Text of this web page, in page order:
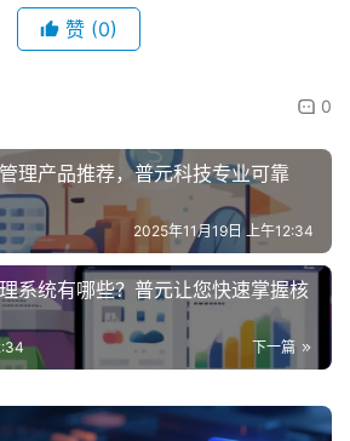
赞 (0)
0
理产品推荐，普元科技专业可靠
2025年11月19日 上午12:34
系统有哪些？普元让您快速掌握核
下一篇